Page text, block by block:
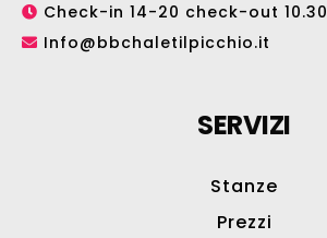
Check-in 14-20 check-out 10.30
Info@bbchaletilpicchio.it
SERVIZI
Stanze
Prezzi